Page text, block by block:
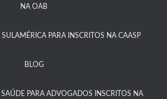
NA OAB
PARA INSCRITOS NA CAASP​
BLOG
PARA ADVOGADOS INSCRITOS NA